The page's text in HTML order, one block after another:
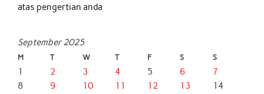
atas pengertian anda
September 2025
M T W T F S S
1 2 3 4 5 6
7
8
9 10 11 12 13
14